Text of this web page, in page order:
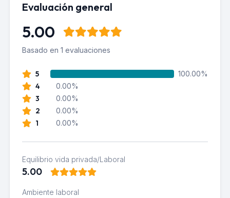
Evaluación general
5.00
Basado en 1 evaluaciones
5 100.00%
4 0.00%
3 0.00%
2 0.00%
1 0.00%
Equilibrio vida privada/Laboral
5.00
Ambiente laboral